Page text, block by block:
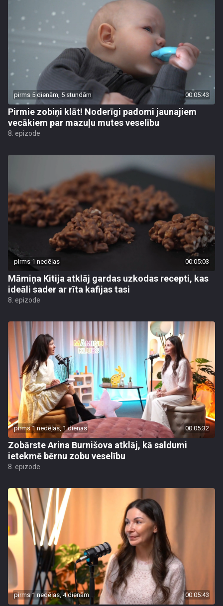
pirms 5 dienām, 5 stundām 00:05:43
Pirmie zobiņi klāt! Noderīgi padomi jaunajiem
vecākiem par mazuļu mutes veselību
8. epizode
pirms 1 nedēļas 00:05:03
Māmiņa Kitija atklāj gardas uzkodas recepti, kas
ideāli sader ar rīta kafijas tasi
8. epizode
pirms 1 nedēļas, 1 dienas 00:05:32
Zobārste Arina Burnišova atklāj, kā saldumi
ietekmē bērnu zobu veselību
8. epizode
pirms 1 nedēļas, 4 dienām 00:05:43